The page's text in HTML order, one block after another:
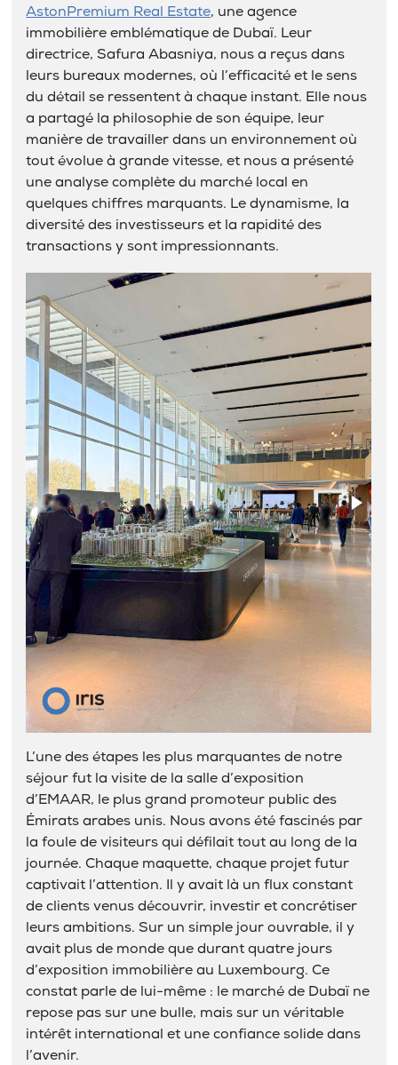
AstonPremium Real Estate, une agence
immobilière emblématique de Dubaï. Leur
directrice, Safura Abasniya, nous a reçus dans
leurs bureaux modernes, où l’efficacité et le sens
du détail se ressentent à chaque instant. Elle nous
a partagé la philosophie de son équipe, leur
manière de travailler dans un environnement où
tout évolue à grande vitesse, et nous a présenté
une analyse complète du marché local en
quelques chiffres marquants. Le dynamisme, la
diversité des investisseurs et la rapidité des
transactions y sont impressionnants.
L’une des étapes les plus marquantes de notre
séjour fut la visite de la salle d’exposition
d’EMAAR, le plus grand promoteur public des
Émirats arabes unis. Nous avons été fascinés par
la foule de visiteurs qui défilait tout au long de la
journée. Chaque maquette, chaque projet futur
captivait l’attention. Il y avait là un flux constant
de clients venus découvrir, investir et concrétiser
leurs ambitions. Sur un simple jour ouvrable, il y
avait plus de monde que durant quatre jours
d’exposition immobilière au Luxembourg. Ce
constat parle de lui-même : le marché de Dubaï ne
repose pas sur une bulle, mais sur un véritable
intérêt international et une confiance solide dans
l’avenir.